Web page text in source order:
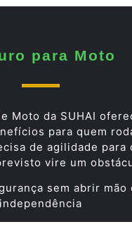
para Moto
Moto da SUHAI
para quem
de agilidade para
vire um
sem abrir mão
independência